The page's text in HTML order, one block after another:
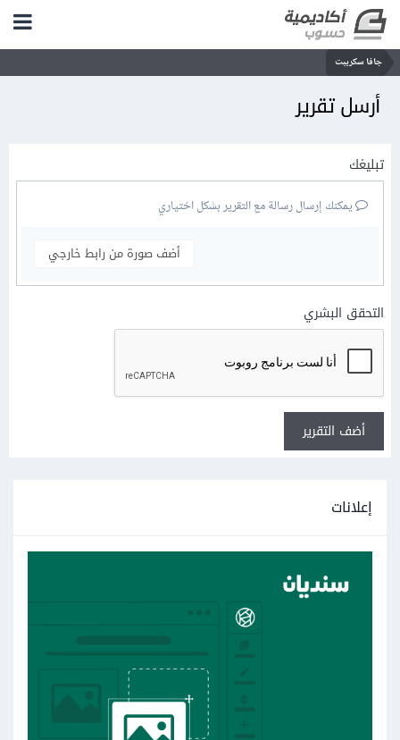
جافا سكريبت
أرسل تقرير
تبليغك
يمكنك إرسال رسالة مع التقرير بشكل اختياري
أضف صورة من رابط خارجي
التحقق البشري
أضف التقرير
إعلانات